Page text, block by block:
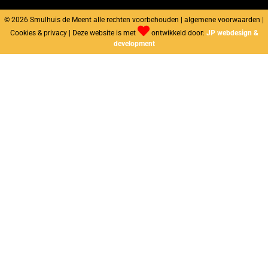
© 2026 Smulhuis de Meent alle rechten voorbehouden | algemene voorwaarden |
Cookies & privacy | Deze website is met
ontwikkeld door: JP webdesign &
development